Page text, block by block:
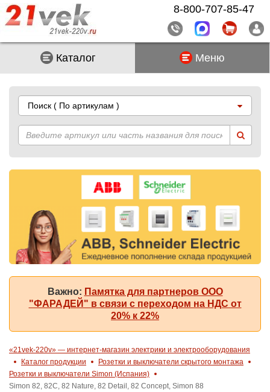
Каталог Меню
Поиск ( По артикулам )
Важно: Памятка для партнеров ООО
"ФАРАДЕЙ" в связи с переходом на НДС от
20% к 22%
«21vek-220v» — интернет-магазин электрики и электрооборудования
Каталог продукции
Розетки и выключатели скрытого монтажа
Розетки и выключатели Simon (Испания)
Simon 82, 82С, 82 Nature, 82 Detail, 82 Concept, Simon 88
8-800-707-85-47